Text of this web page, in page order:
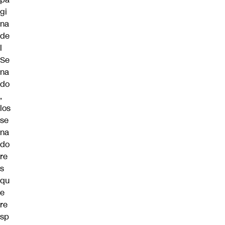
gi
na
de
l
Se
na
do
,
los
se
na
do
re
s
qu
e
re
sp